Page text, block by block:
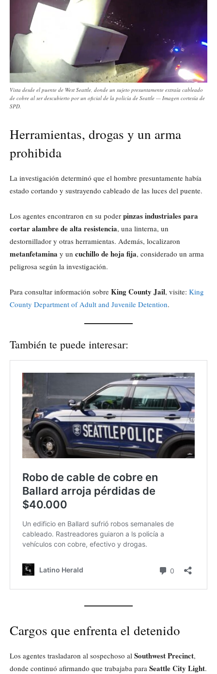
Vista desde el puente de West Seattle, donde un sujeto presuntamente extraía cableado
de cobre al ser descubierto por un oficial de la policía de Seattle — Imagen cortesía de
SPD.
Herramientas, drogas y un arma
prohibida
La investigación determinó que el hombre presuntamente había
estado cortando y sustrayendo cableado de las luces del puente.
Los agentes encontraron en su poder pinzas industriales para
cortar alambre de alta resistencia, una linterna, un
destornillador y otras herramientas. Además, localizaron
metanfetamina y un cuchillo de hoja fija, considerado un arma
peligrosa según la investigación.
Para consultar información sobre King County Jail, visite: King
County Department of Adult and Juvenile Detention.
También te puede interesar:
Cargos que enfrenta el detenido
Los agentes trasladaron al sospechoso al Southwest Precinct,
donde continuó afirmando que trabajaba para Seattle City Light.